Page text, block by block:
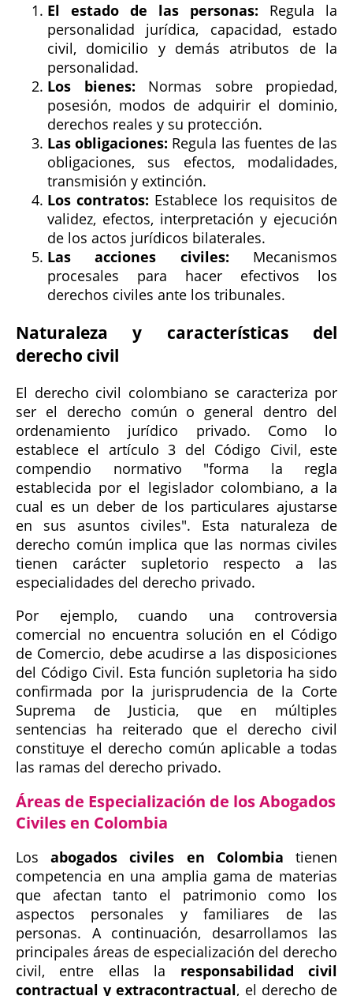
El estado de las personas: Regula la
personalidad jurídica, capacidad, estado
civil, domicilio y demás atributos de la
personalidad.
Los bienes: Normas sobre propiedad,
posesión, modos de adquirir el dominio,
derechos reales y su protección.
Las obligaciones: Regula las fuentes de las
obligaciones, sus efectos, modalidades,
transmisión y extinción.
Los contratos: Establece los requisitos de
validez, efectos, interpretación y ejecución
de los actos jurídicos bilaterales.
Las acciones civiles: Mecanismos
procesales para hacer efectivos los
derechos civiles ante los tribunales.
Naturaleza y características del
derecho civil
El derecho civil colombiano se caracteriza por
ser el derecho común o general dentro del
ordenamiento jurídico privado. Como lo
establece el artículo 3 del Código Civil, este
compendio normativo "forma la regla
establecida por el legislador colombiano, a la
cual es un deber de los particulares ajustarse
en sus asuntos civiles". Esta naturaleza de
derecho común implica que las normas civiles
tienen carácter supletorio respecto a las
especialidades del derecho privado.
Por ejemplo, cuando una controversia
comercial no encuentra solución en el Código
de Comercio, debe acudirse a las disposiciones
del Código Civil. Esta función supletoria ha sido
confirmada por la jurisprudencia de la Corte
Suprema de Justicia, que en múltiples
sentencias ha reiterado que el derecho civil
constituye el derecho común aplicable a todas
las ramas del derecho privado.
Áreas de Especialización de los Abogados
Civiles en Colombia
Losabogados civiles en Colombia tienen
competencia en una amplia gama de materias
que afectan tanto el patrimonio como los
aspectos personales y familiares de las
personas. A continuación, desarrollamos las
principales áreas de especialización del derecho
civil, entre ellas la responsabilidad civil
contractual y extracontractual, el derecho de